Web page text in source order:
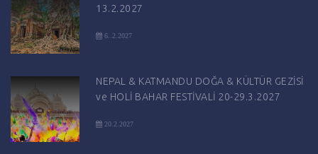
13.2.2027
6..2.2027
NEPAL & KATMANDU DOĞA & KÜLTÜR GEZİSİ
ve HOLİ BAHAR FESTİVALİ 20-29.3.2027
20.2.2027